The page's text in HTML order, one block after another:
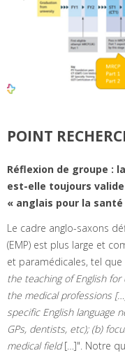
POINT
Réflexion de groupe :
est-elle toujours
« anglais pour la santé
Le cadre anglo-saxons
(EMP) est plus large et
et paramédicales, tel
the teaching of English
the medical professions
specific English language
GPs, dentists, etc); (b)
medical field[…]". Notre